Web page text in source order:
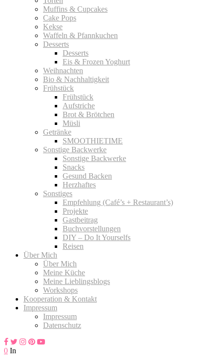
Muffins & Cupcakes
Cake Pops
Kekse
Waffeln & Pfannkuchen
Desserts
Desserts
Eis & Frozen Yoghurt
Weihnachten
Bio & Nachhaltigkeit
Frühstück
Frühstück
Aufstriche
Brot & Brötchen
Müsli
Getränke
SMOOTHIETIME
Sonstige Backwerke
Sonstige Backwerke
Snacks
Gesund Backen
Herzhaftes
Sonstiges
Empfehlung (Café’s + Restaurant’s)
Projekte
Gastbeitrag
Buchvorstellungen
DIY – Do It Yourselfs
Reisen
Über Mich
Über Mich
Meine Küche
Meine Lieblingsblogs
Workshops
Kooperation & Kontakt
Impressum
Impressum
Datenschutz
0 In